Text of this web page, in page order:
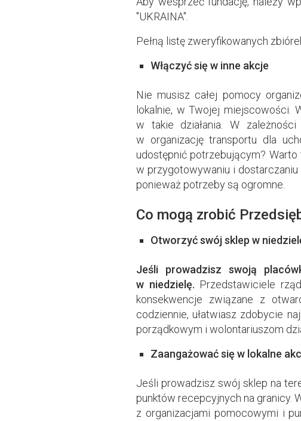
"UKRAINA".
Pełną listę zweryfikowanych
Włączyć się w inne akcje
Nie musisz całej pomocy
lokalnie, w Twojej miejscowości.
w takie działania. W
w organizację transportu dla
udostępnić potrzebującym?
w przygotowywaniu i
ponieważ potrzeby są ogromne.
Co mogą zrobić
Otworzyć swój sklep w
Jeśli prowadzisz swoją
w niedzielę. Przedstawiciele
konsekwencje związane z
codziennie, ułatwiasz zdobycie
porządkowym i wolontariuszom
Zaangażować się w lokalne
Jeśli prowadzisz swój sklep na
punktów recepcyjnych na granicy.
z organizacjami pomocowymi i